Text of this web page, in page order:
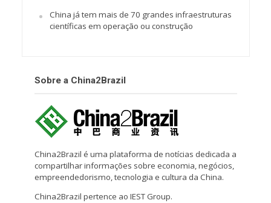
China já tem mais de 70 grandes infraestruturas
científicas em operação ou construção
Sobre a China2Brazil
China2Brazil é uma plataforma de notícias dedicada a
compartilhar informações sobre economia, negócios,
empreendedorismo, tecnologia e cultura da China.
China2Brazil pertence ao IEST Group.